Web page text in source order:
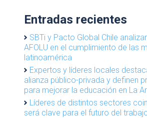
Entradas recientes
SBTi y Pacto Global Chile
AFOLU en el cumplimiento de las
latinoamérica
Expertos y líderes locales
alianza público-privada y definen
para mejorar la educación en La
Líderes de distintos sectores
será clave para el futuro del